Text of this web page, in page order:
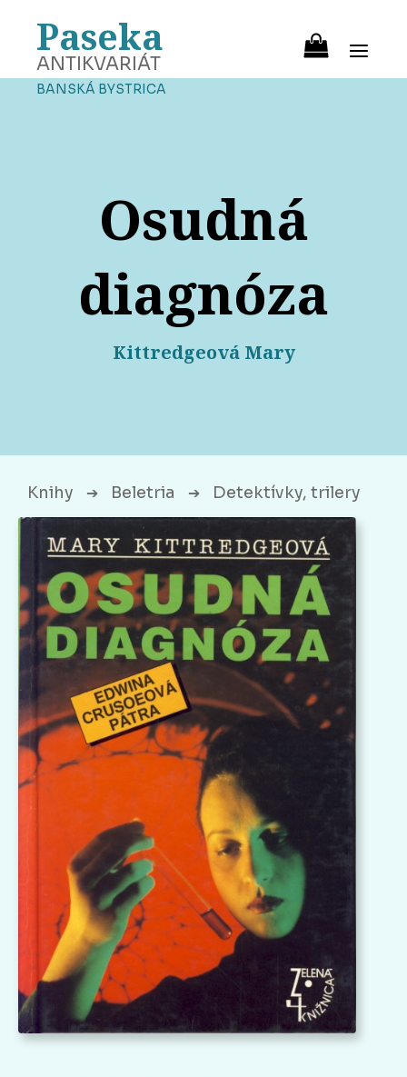
Paseka
ANTIKVARIÁT
BANSKÁ BYSTRICA
Osudná
diagnóza
Kittredgeová Mary
Knihy ➔ Beletria ➔ Detektívky, trilery